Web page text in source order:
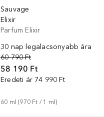
Sauvage
Elixir
Parfum Elixir
30 nap legalacsonyabb ára
60 790 Ft
58 190 Ft
Eredeti ár 74 990 Ft
60 ml (970 Ft / 1 ml)